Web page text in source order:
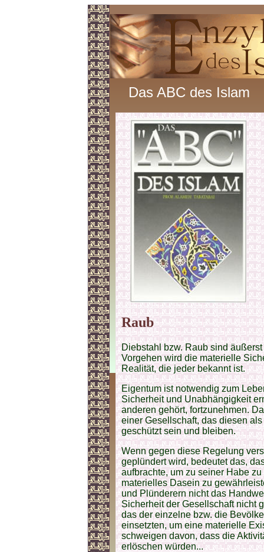
Das ABC des Islam
Raub
Diebstahl bzw. Raub sind
Vorgehen wird die materielle
Realität, die jeder bekannt ist.
Eigentum ist notwendig zum
Sicherheit und Unabhängigkeit
anderen gehört, fortzunehmen.
einer Gesellschaft, das diesen
geschützt sein und bleiben.
Wenn gegen diese Regelung
geplündert wird, bedeutet das,
aufbrachte, um zu seiner Habe
materielles Dasein zu
und Plünderern nicht das
Sicherheit der Gesellschaft nicht
das der einzelne bzw. die
einsetzten, um eine materielle
schweigen davon, dass die
erlöschen würden...